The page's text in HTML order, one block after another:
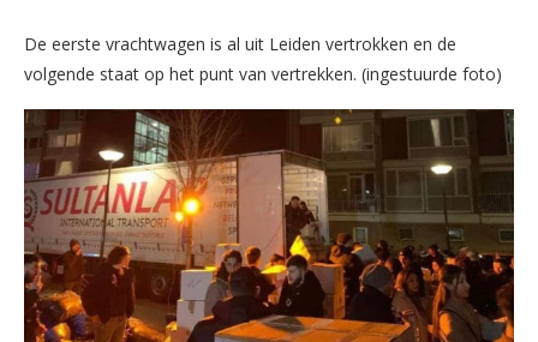
De eerste vrachtwagen is al uit Leiden vertrokken en de
volgende staat op het punt van vertrekken. (ingestuurde foto)